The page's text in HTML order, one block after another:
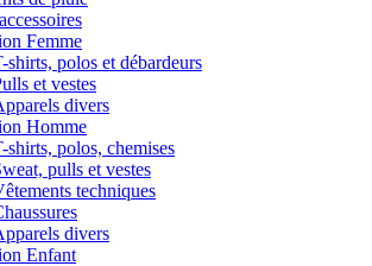
Femme
shirts, polos et débardeurs
et vestes
divers
Homme
shirts, polos, chemises
pulls et vestes
techniques
divers
Enfant